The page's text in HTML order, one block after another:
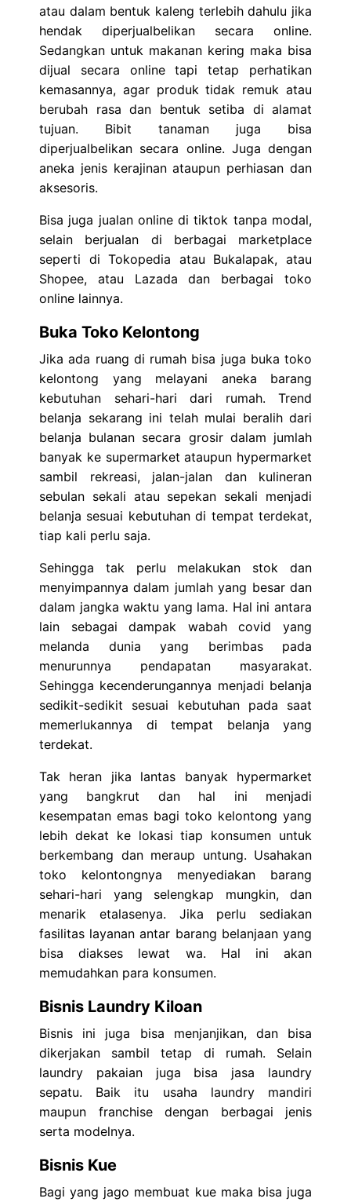
atau dalam bentuk kaleng terlebih dahulu jika
hendak diperjualbelikan secara online.
Sedangkan untuk makanan kering maka bisa
dijual secara online tapi tetap perhatikan
kemasannya, agar produk tidak remuk atau
berubah rasa dan bentuk setiba di alamat
tujuan. Bibit tanaman juga bisa
diperjualbelikan secara online. Juga dengan
aneka jenis kerajinan ataupun perhiasan dan
aksesoris.
Bisa juga jualan online di tiktok tanpa modal,
selain berjualan di berbagai marketplace
seperti di Tokopedia atau Bukalapak, atau
Shopee, atau Lazada dan berbagai toko
online lainnya.
Buka Toko Kelontong
Jika ada ruang di rumah bisa juga buka toko
kelontong yang melayani aneka barang
kebutuhan sehari-hari dari rumah. Trend
belanja sekarang ini telah mulai beralih dari
belanja bulanan secara grosir dalam jumlah
banyak ke supermarket ataupun hypermarket
sambil rekreasi, jalan-jalan dan kulineran
sebulan sekali atau sepekan sekali menjadi
belanja sesuai kebutuhan di tempat terdekat,
tiap kali perlu saja.
Sehingga tak perlu melakukan stok dan
menyimpannya dalam jumlah yang besar dan
dalam jangka waktu yang lama. Hal ini antara
lain sebagai dampak wabah covid yang
melanda dunia yang berimbas pada
menurunnya pendapatan masyarakat.
Sehingga kecenderungannya menjadi belanja
sedikit-sedikit sesuai kebutuhan pada saat
memerlukannya di tempat belanja yang
terdekat.
Tak heran jika lantas banyak hypermarket
yang bangkrut dan hal ini menjadi
kesempatan emas bagi toko kelontong yang
lebih dekat ke lokasi tiap konsumen untuk
berkembang dan meraup untung. Usahakan
toko kelontongnya menyediakan barang
sehari-hari yang selengkap mungkin, dan
menarik etalasenya. Jika perlu sediakan
fasilitas layanan antar barang belanjaan yang
bisa diakses lewat wa. Hal ini akan
memudahkan para konsumen.
Bisnis Laundry Kiloan
Bisnis ini juga bisa menjanjikan, dan bisa
dikerjakan sambil tetap di rumah. Selain
laundry pakaian juga bisa jasa laundry
sepatu. Baik itu usaha laundry mandiri
maupun franchise dengan berbagai jenis
serta modelnya.
Bisnis Kue
Bagi yang jago membuat kue maka bisa juga